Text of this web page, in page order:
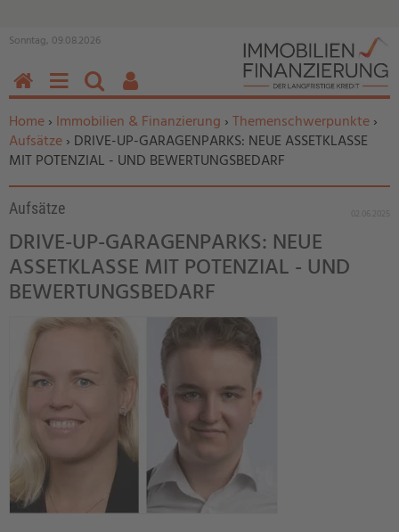
Sonntag, 09.08.2026
Sie befinden sich hier:
Home› Immobilien & Finanzierung ›Themenschwerpunkte›
Aufsätze› DRIVE-UP-GARAGENPARKS: NEUE ASSETKLASSE
MIT POTENZIAL - UND BEWERTUNGSBEDARF
Aufsätze
DRIVE-UP-GARAGENPARKS: NEUE
ASSETKLASSE MIT POTENZIAL - UND
BEWERTUNGSBEDARF
HOMEMENÜSUCHEN
BENUTZERFUNKTIONEN